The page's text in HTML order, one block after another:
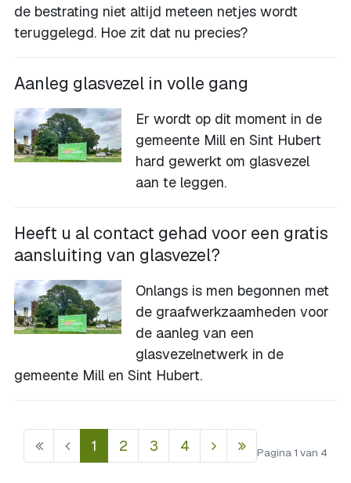
de bestrating niet altijd meteen netjes wordt
teruggelegd. Hoe zit dat nu precies?
Aanleg glasvezel in volle gang
Er wordt op dit moment in de
gemeente Mill en Sint Hubert
hard gewerkt om glasvezel
aan te leggen.
Heeft u al contact gehad voor een gratis
aansluiting van glasvezel?
Onlangs is men begonnen met
de graafwerkzaamheden voor
de aanleg van een
glasvezelnetwerk in de
gemeente Mill en Sint Hubert.
1 2 3 4 Pagina 1 van 4